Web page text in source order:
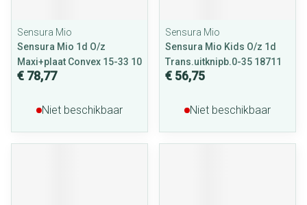
Sensura Mio
Sensura Mio 1d O/z
Maxi+plaat Convex 15-33 10
€ 78,77
Niet beschikbaar
Sensura Mio
Sensura Mio Kids O/z 1d
Trans.uitknipb.0-35 18711
€ 56,75
Niet beschikbaar